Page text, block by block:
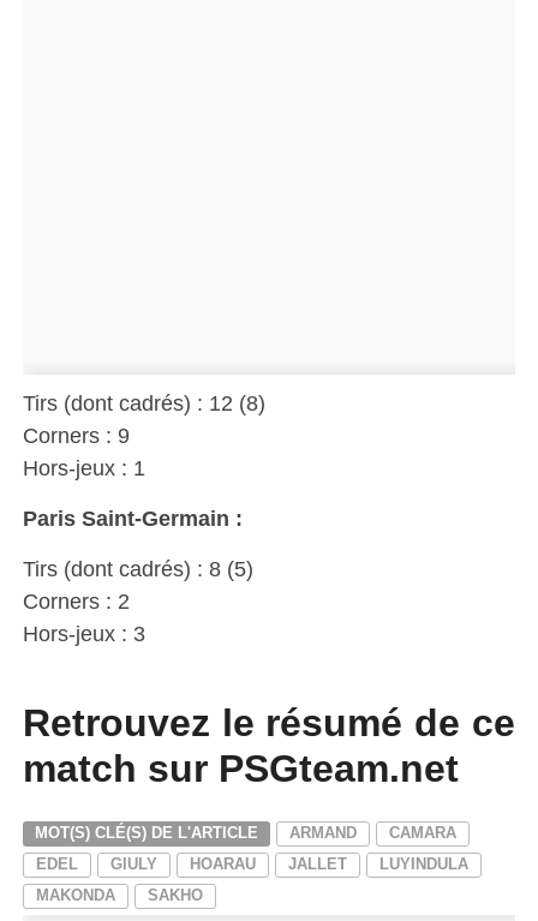
Tirs (dont cadrés) : 12 (8)
Corners : 9
Hors-jeux : 1
Paris Saint-Germain :
Tirs (dont cadrés) : 8 (5)
Corners : 2
Hors-jeux : 3
Retrouvez le résumé de ce
match sur PSGteam.net
MOT(S) CLÉ(S) DE L'ARTICLE ARMAND
CAMARA
EDEL
GIULY HOARAU JALLET
LUYINDULA
MAKONDA
SAKHO